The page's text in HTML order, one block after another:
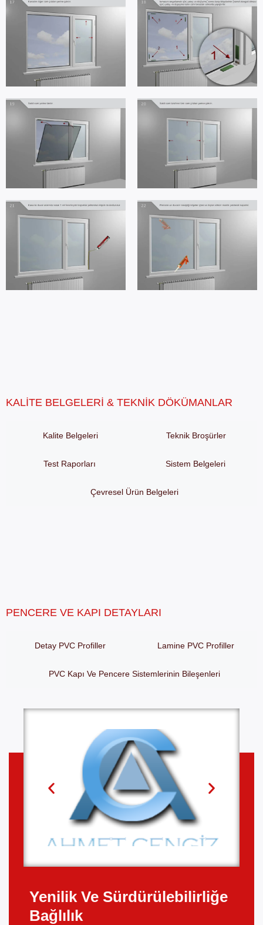
KALITE BELGELERI & TEKNIK DÖKÜMANLAR
Kalite Belgeleri Teknik Broşürler
Test Raporları Sistem Belgeleri
Çevresel Ürün Belgeleri
PENCERE VE KAPI DETAYLARI
Detay PVC Profiller Lamine PVC Profiller
PVC Kapı Ve Pencere Sistemlerinin Bileşenleri
Yenilik Ve Sürdürülebilirliğe
Bağlılık